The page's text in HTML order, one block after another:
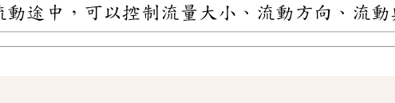
動途中，可以控制流量大小、流動方向、流動